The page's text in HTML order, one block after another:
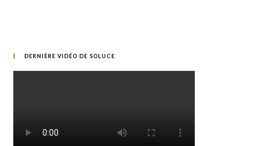
DERNIÈRE VIDÉO DE SOLUCE